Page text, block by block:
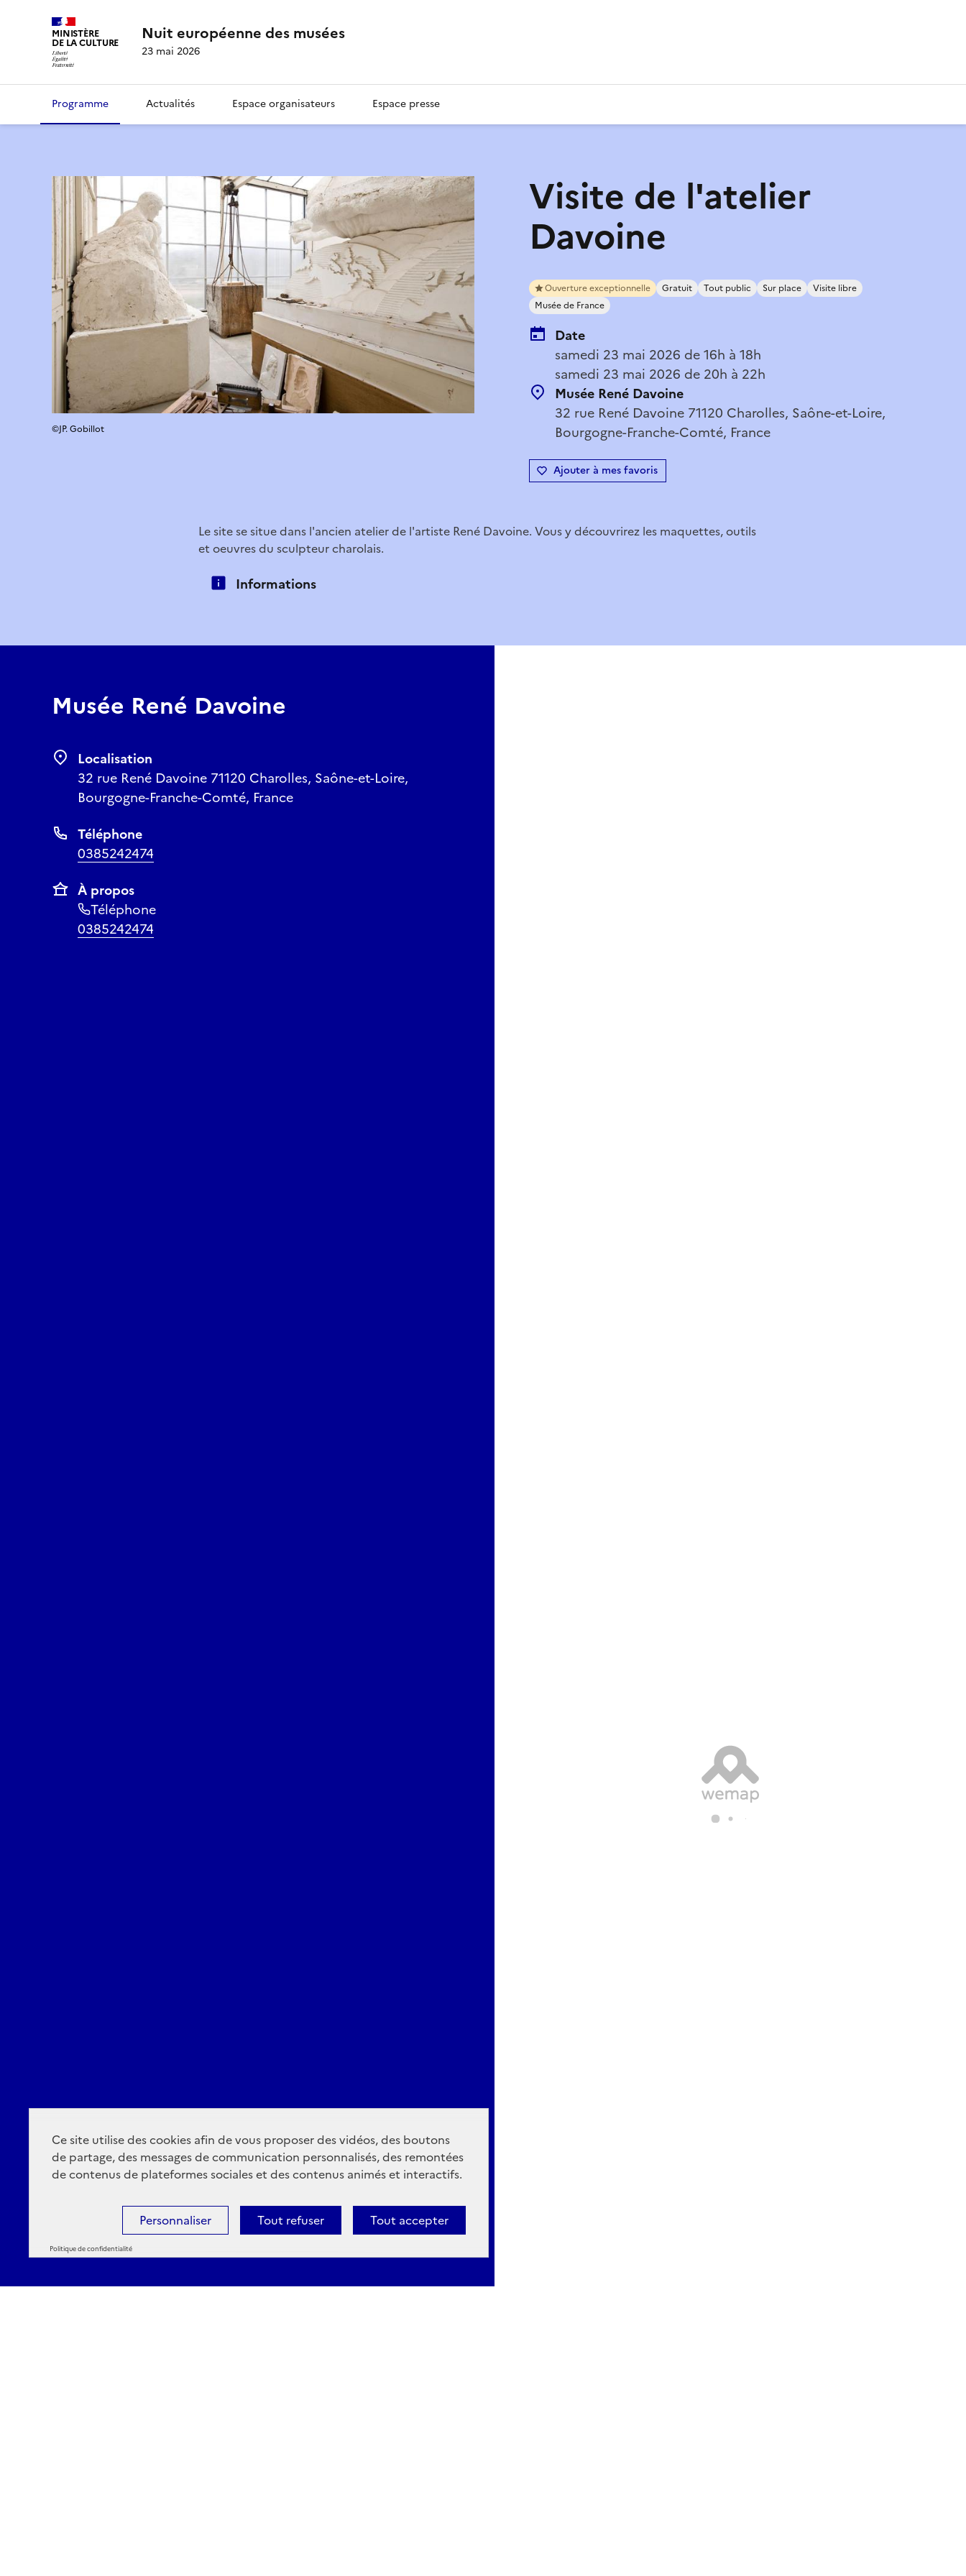
Ce site utilise des cookies afin de vous proposer des vidéos, des boutons
de partage, des messages de communication personnalisés, des remontées
de contenus de plateformes sociales et des contenus animés et interactifs.
Tout accepter
Tout refuser
Personnaliser
Politique de confidentialité
MINISTÈRE
DE LA CULTURE Nuit européenne des musées
23 mai 2026
Programme Actualités Espace organisateurs Espace presse
Visite de l'atelier
Davoine
Ouverture exceptionnelle Gratuit Tout public Sur place
Visite libre
Musée de France
Date
samedi 23 mai 2026 de 16h à 18h
samedi 23 mai 2026 de 20h à 22h
Musée René Davoine
32 rue René Davoine 71120 Charolles, Saône-et-Loire,
Bourgogne-Franche-Comté, France
Ajouter à mes favoris
©JP. Gobillot
Le site se situe dans l'ancien atelier de l'artiste René Davoine. Vous y découvrirez les maquettes, outils
et oeuvres du sculpteur charolais.
Informations
Musée René Davoine
Localisation
32 rue René Davoine 71120 Charolles, Saône-et-Loire,
Bourgogne-Franche-Comté, France
Téléphone
0385242474
À propos
Téléphone
0385242474